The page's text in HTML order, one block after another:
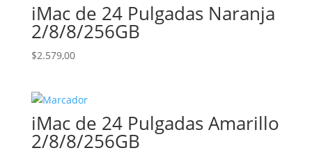
iMac de 24 Pulgadas Naranja
2/8/8/256GB
$2.579,00
iMac de 24 Pulgadas Amarillo
2/8/8/256GB